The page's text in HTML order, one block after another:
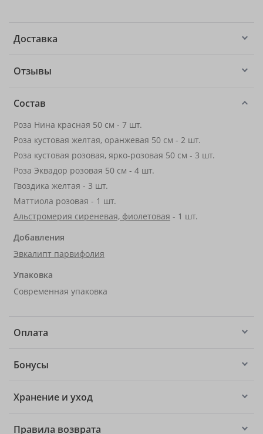
Доставка
Отзывы
Состав
Роза Нина красная 50 см - 7 шт.
Роза кустовая желтая, оранжевая 50 см - 2 шт.
Роза кустовая розовая, ярко-розовая 50 см - 3 шт.
Роза Эквадор розовая 50 см - 4 шт.
Гвоздика желтая - 3 шт.
Маттиола розовая - 1 шт.
Альстромерия сиреневая, фиолетовая - 1 шт.
Добавления
Эвкалипт парвифолия
Упаковка
Современная упаковка
Оплата
Бонусы
Хранение и уход
Правила возврата